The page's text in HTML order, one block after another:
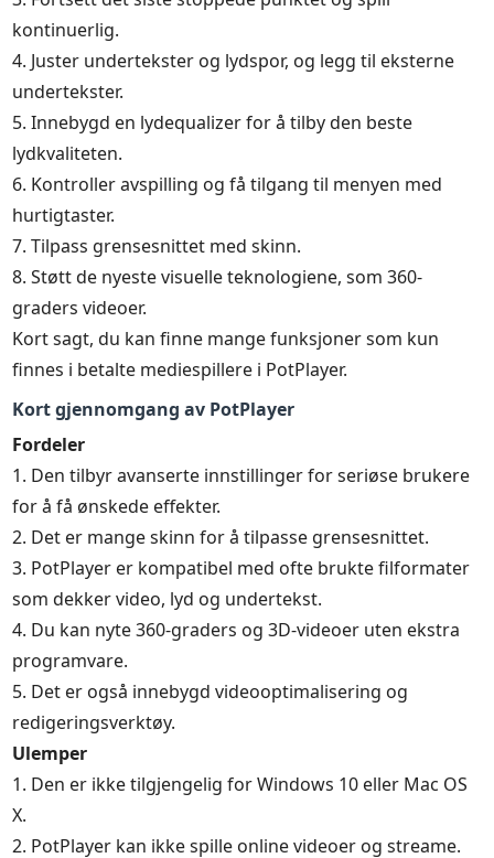
kontinuerlig.
4. Juster undertekster og lydspor, og legg til eksterne
undertekster.
5. Innebygd en lydequalizer for å tilby den beste
lydkvaliteten.
6. Kontroller avspilling og få tilgang til menyen med
hurtigtaster.
7. Tilpass grensesnittet med skinn.
8. Støtt de nyeste visuelle teknologiene, som 360-
graders videoer.
Kort sagt, du kan finne mange funksjoner som kun
finnes i betalte mediespillere i PotPlayer.
Kort gjennomgang av PotPlayer
Fordeler
1. Den tilbyr avanserte innstillinger for seriøse brukere
for å få ønskede effekter.
2. Det er mange skinn for å tilpasse grensesnittet.
3. PotPlayer er kompatibel med ofte brukte filformater
som dekker video, lyd og undertekst.
4. Du kan nyte 360-graders og 3D-videoer uten ekstra
programvare.
5. Det er også innebygd videooptimalisering og
redigeringsverktøy.
Ulemper
1. Den er ikke tilgjengelig for Windows 10 eller Mac OS
X.
2. PotPlayer kan ikke spille online videoer og streame.